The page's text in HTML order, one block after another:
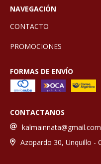
NAVEGACIÓN
CONTACTO
PROMOCIONES
FORMAS DE ENVÍO
CONTACTANOS
kalmainnata@gmail.com
Azopardo 30, Unquillo -